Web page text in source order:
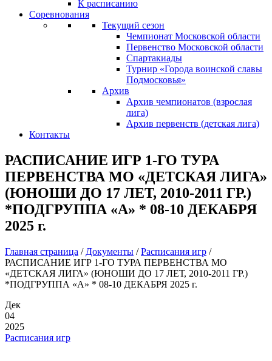
К расписанию
Соревнования
Текущий сезон
Чемпионат Московской области
Первенство Московской области
Спартакиады
Турнир «Города воинской славы
Подмосковья»
Архив
Архив чемпионатов (взрослая
лига)
Архив первенств (детская лига)
Контакты
РАСПИСАНИЕ ИГР 1-ГО ТУРА
ПЕРВЕНСТВА МО «ДЕТСКАЯ ЛИГА»
(ЮНОШИ ДО 17 ЛЕТ, 2010-2011 ГР.)
*ПОДГРУППА «А» * 08-10 ДЕКАБРЯ
2025 г.
Главная страница / Документы /Расписания игр /
РАСПИСАНИЕ ИГР 1-ГО ТУРА ПЕРВЕНСТВА МО
«ДЕТСКАЯ ЛИГА» (ЮНОШИ ДО 17 ЛЕТ, 2010-2011 ГР.)
*ПОДГРУППА «А» * 08-10 ДЕКАБРЯ 2025 г.
Дек
04
2025
Расписания игр